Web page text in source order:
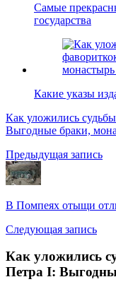
Самые
государства
Какие указы
Как уложились
Выгодные браки,
Предыдущая запись
В Помпеях отыщи
Следующая запись
Как уложились
Петра I: